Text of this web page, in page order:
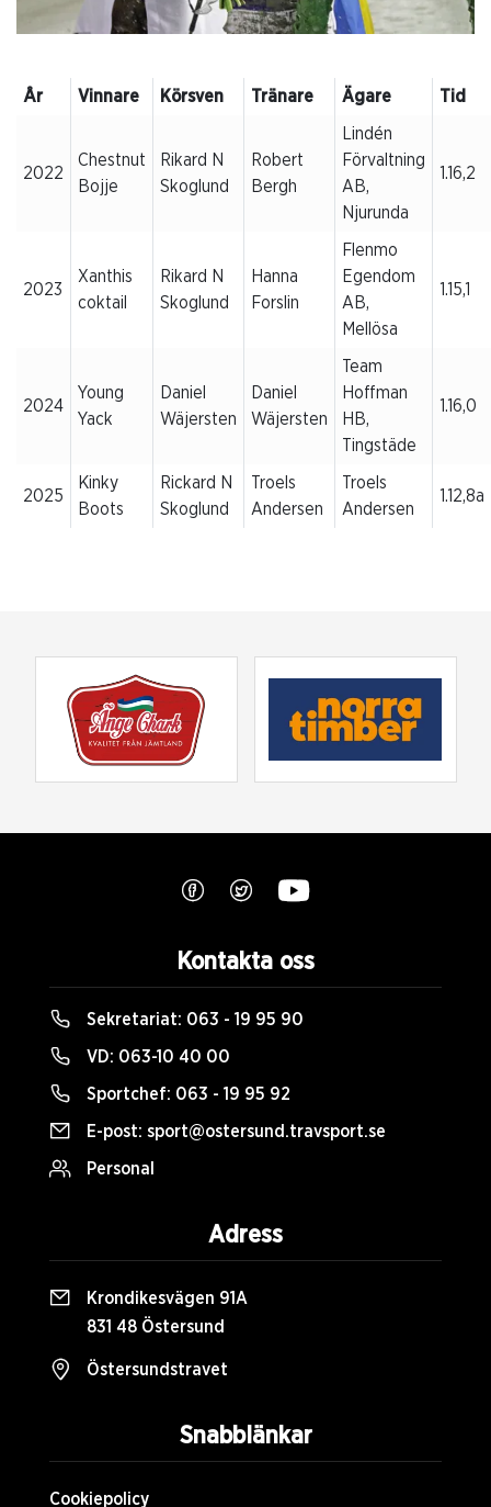
År Vinnare Körsven Tränare Ägare Tid
2022
Chestnut
Bojje
Rikard N
Skoglund
Robert
Bergh
Lindén
Förvaltning
AB,
Njurunda
1.16,2
2023
Xanthis
coktail
Rikard N
Skoglund
Hanna
Forslin
Flenmo
Egendom
AB,
Mellösa
1.15,1
2024
Young
Yack
Daniel
Wäjersten
Daniel
Wäjersten
Team
Hoffman
HB,
Tingstäde
1.16,0
2025
Kinky
Boots
Rickard N
Skoglund
Troels
Andersen
Troels
Andersen
1.12,8a
Snabblänkar
Cookiepolicy
Kontakta oss
Sekretariat: 063 - 19 95 90
VD: 063-10 40 00
Sportchef: 063 - 19 95 92
E-post: sport@ostersund.travsport.se
Personal
Adress
Krondikesvägen 91A
831 48 Östersund
Östersundstravet